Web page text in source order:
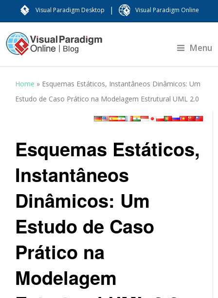
Visual Paradigm Desktop | Visual Paradigm Online
Menu
Home » Esquemas Estáticos, Instantâneos Dinâmicos: Um
Estudo de Caso Prático na Modelagem Estrutural UML 2.0
Esquemas Estáticos,
Instantâneos
Dinâmicos: Um
Estudo de Caso
Prático na
Modelagem